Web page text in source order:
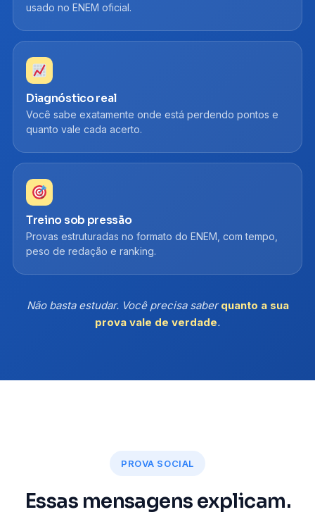
usado no ENEM oficial.
Diagnóstico real
Você sabe exatamente onde está perdendo pontos e
quanto vale cada acerto.
Treino sob pressão
Provas estruturadas no formato do ENEM, com tempo,
peso de redação e ranking.
Não basta estudar. Você precisa saberquanto a sua
prova vale de verdade.
PROVA SOCIAL
Essas mensagens explicam.